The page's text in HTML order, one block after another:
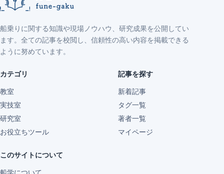
船乗りに関する知識や現場ノウハウ、研究成果を公開してい
ます。全ての記事を校閲し、信頼性の高い内容を掲載できる
ように努めています。
カテゴリ
教室
実技室
研究室
お役立ちツール
記事を探す
新着記事
タグ一覧
著者一覧
マイページ
このサイトについて